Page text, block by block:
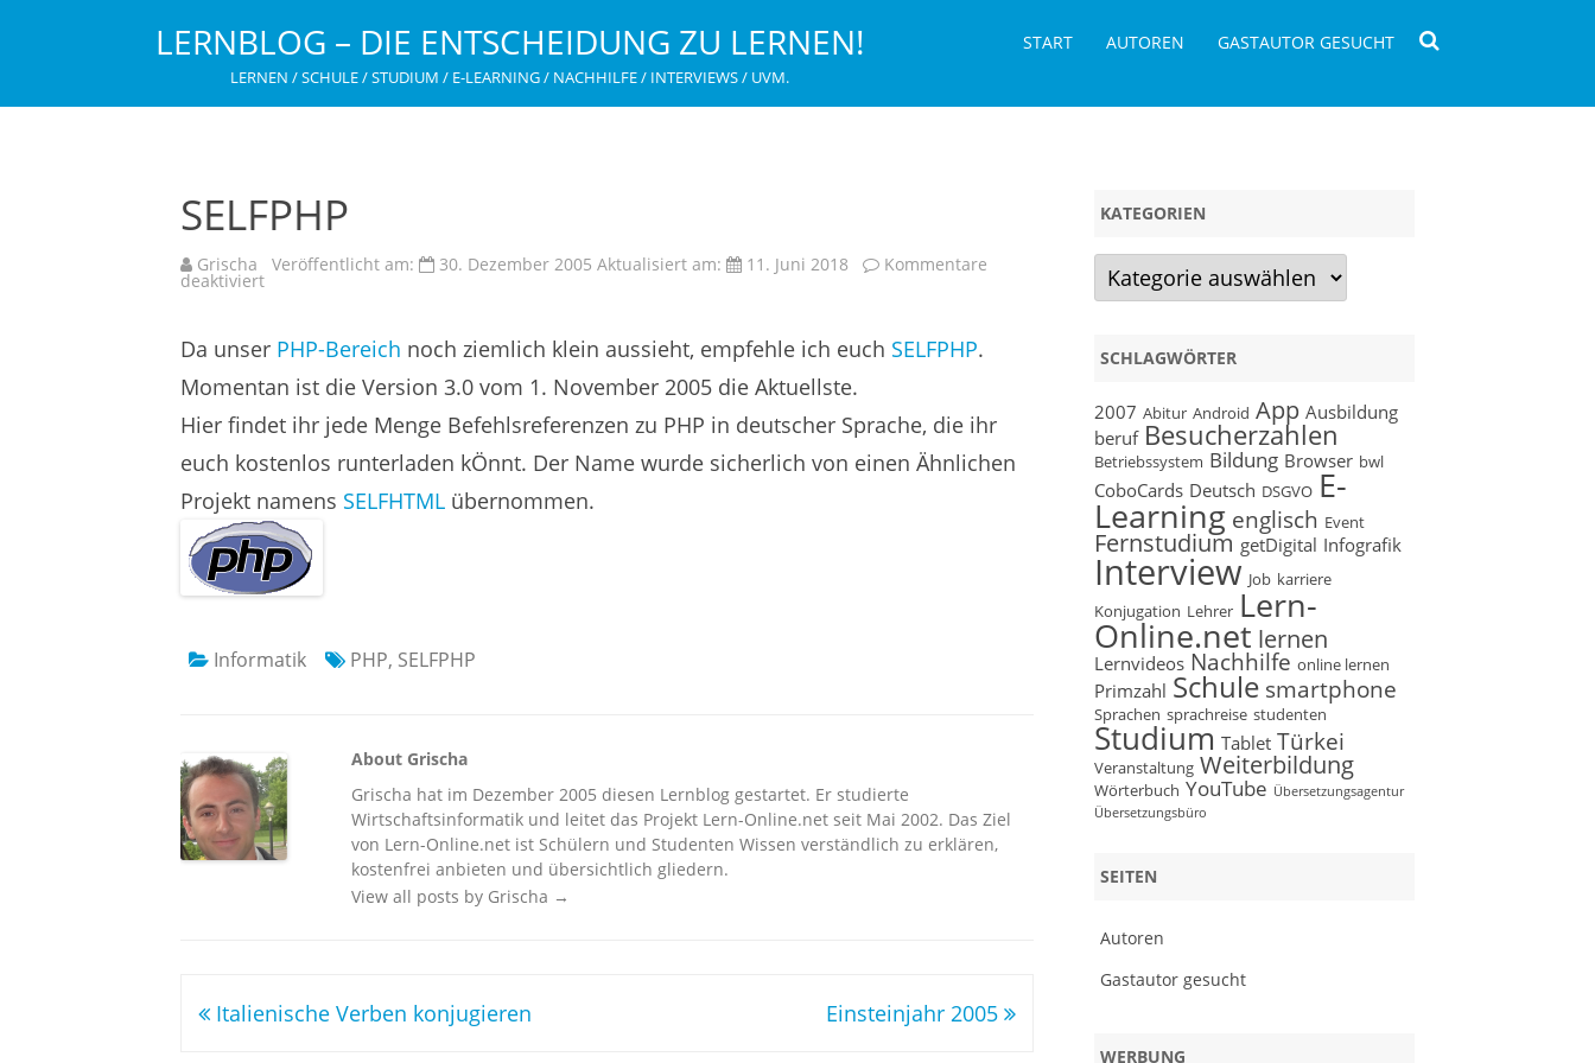
LERNBLOG – DIE ENTSCHEIDUNG ZU LERNEN!
LERNEN / SCHULE / STUDIUM / E-LEARNING / NACHHILFE / INTERVIEWS / UVM.
START AUTOREN GASTAUTOR GESUCHT
SELFPHP
Grischa Veröffentlicht am: 30. Dezember 2005 Aktualisiert am: 11. Juni 2018 Kommentare
deaktiviertfür
Da unser PHP-Bereich noch ziemlich klein aussieht, empfehle ich euch SELFPHP.
Momentan ist die Version 3.0 vom 1. November 2005 die Aktuellste.
Hier findet ihr jede Menge Befehlsreferenzen zu PHP in deutscher Sprache, die ihr
euch kostenlos runterladen kÖnnt. Der Name wurde sicherlich von einen Ähnlichen
Projekt namens SELFHTML übernommen.
Informatik PHP, SELFPHP
About Grischa
Grischa hat im Dezember 2005 diesen Lernblog gestartet. Er studierte
Wirtschaftsinformatik und leitet das Projekt Lern-Online.net seit Mai 2002. Das Ziel
von Lern-Online.net ist Schülern und Studenten Wissen verständlich zu erklären,
kostenfrei anbieten und übersichtlich gliedern.
View all posts by Grischa →
Beitragsnavigation
Italienische Verben konjugieren Einsteinjahr 2005
KATEGORIEN
Kategorien
SCHLAGWÖRTER
2007 Abitur Android App Ausbildung
beruf Besucherzahlen
Betriebssystem Bildung Browser bwl
CoboCards Deutsch DSGVO E-
Learning englisch Event
Fernstudium getDigital Infografik
Interview Job karriere
Konjugation Lehrer Lern-
Online.net lernen
Lernvideos Nachhilfe online lernen
Primzahl Schule smartphone
Sprachen sprachreise studenten
Studium Tablet Türkei
Veranstaltung Weiterbildung
Wörterbuch YouTube Übersetzungsagentur
Übersetzungsbüro
SEITEN
Autoren
Gastautor gesucht
WERBUNG